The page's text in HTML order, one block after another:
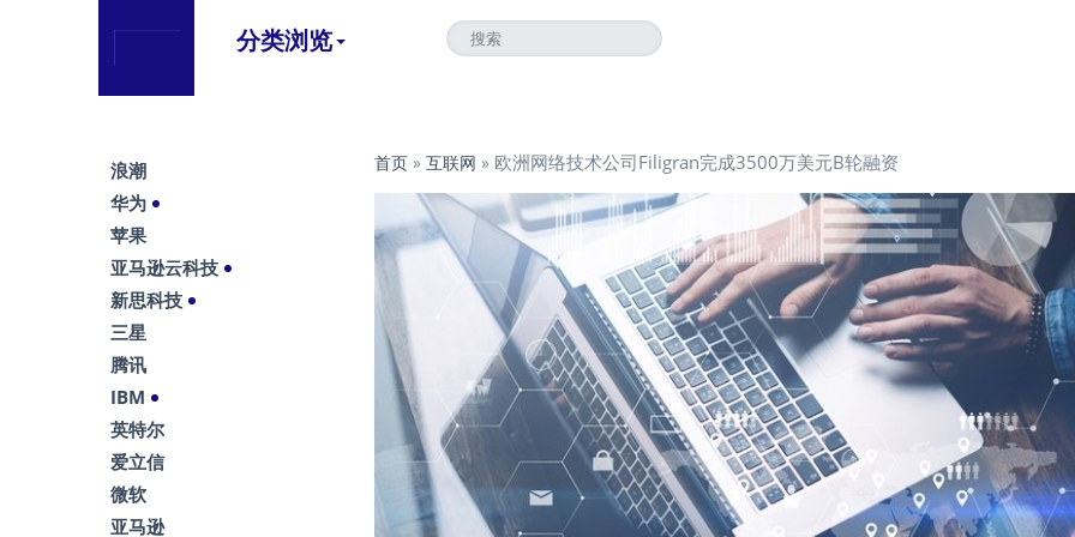
分类浏览
首页 » 互联网 » 欧洲网络技术公司Filigran完成3500万美元B轮融资
浪潮
华为
苹果
亚马逊云科技
新思科技
三星
腾讯
IBM
英特尔
爱立信
微软
亚马逊